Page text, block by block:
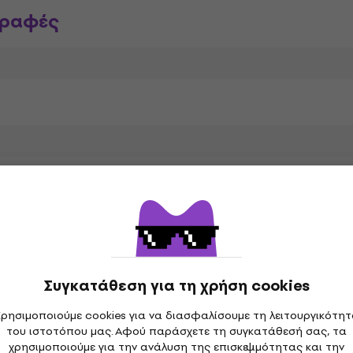
Συγκατάθεση για τη χρήση cookies
cookies για να διασφαλίσουμε τη
του ιστοτόπου μας. Αφού παράσχετε τη συγκατάθεσή σας, τα
χρησιμοποιούμε για την ανάλυση της επισκεψιμότητας και την
Κριτικές πελατών για το προϊόν
5 7
4 1